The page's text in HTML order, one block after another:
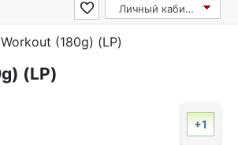
Личный кабинет
(180g) (LP)
(LP)
+1